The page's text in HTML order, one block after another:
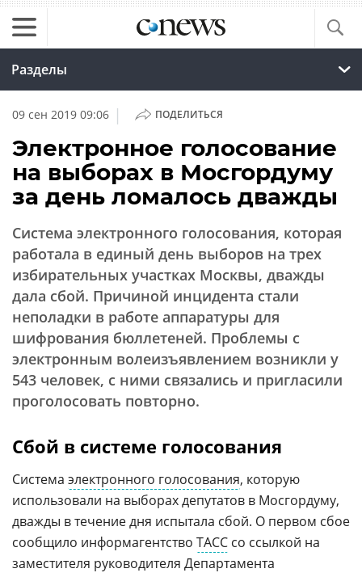
Разделы
09 сен 2019 09:06 | ПОДЕЛИТЬСЯ
Электронное голосование
на выборах в Мосгордуму
за день ломалось дважды
Система электронного голосования, которая
работала в единый день выборов на трех
избирательных участках Москвы, дважды
дала сбой. Причиной инцидента стали
неполадки в работе аппаратуры для
шифрования бюллетеней. Проблемы с
электронным волеизъявлением возникли у
543 человек, с ними связались и пригласили
проголосовать повторно.
Сбой в системе голосования
Система электронного голосования, которую
использовали на выборах депутатов в Мосгордуму,
дважды в течение дня испытала сбой. О первом сбое
сообщило информагентство ТАСС со ссылкой на
заместителя руководителя Департамента